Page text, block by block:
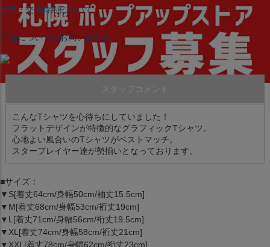
返品・交換特約について
商品についてのお問い合わせ
スタッフコメント
こんなTシャツを心待ちにしていました！
フラットデザインが特徴的なグラフィックTシャツ。
心地よい風合いのTシャツがベストマッチ。
スタープレイヤー達が勢揃いとなっております。
■サイズ：
▼S[着丈64cm/身幅50cm/袖丈15.5cm]
▼M[着丈68cm/身幅53cm/裄丈19cm]
▼L[着丈71cm/身幅56cm/裄丈19.5cm]
▼XL[着丈74cm/身幅58cm/裄丈21cm]
▼XXL[着丈78cm/身幅62cm/裄丈23cm]